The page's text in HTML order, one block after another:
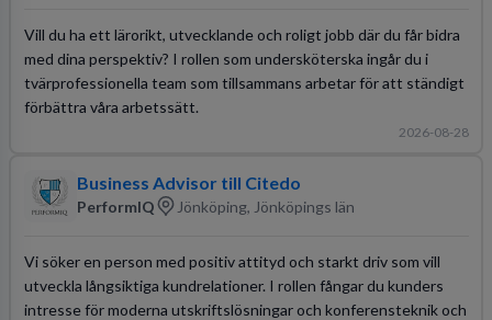
Vill du ha ett lärorikt, utvecklande och roligt jobb där du får bidra
med dina perspektiv? I rollen som undersköterska ingår du i
tvärprofessionella team som tillsammans arbetar för att ständigt
förbättra våra arbetssätt.
2026-08-28
Business Advisor till Citedo
PerformIQ Jönköping, Jönköpings län
Vi söker en person med positiv attityd och starkt driv som vill
utveckla långsiktiga kundrelationer. I rollen fångar du kunders
intresse för moderna utskriftslösningar och konferensteknik och